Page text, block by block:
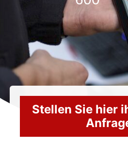
Stellen Sie hier